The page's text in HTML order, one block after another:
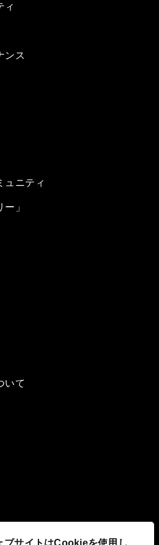
ブサイトはCookieを使用し
ィ
ンス
ュニティ
」
いて
組み